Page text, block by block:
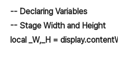
-- Declaring Variables
-- Stage Width and Height
local _W,_H =